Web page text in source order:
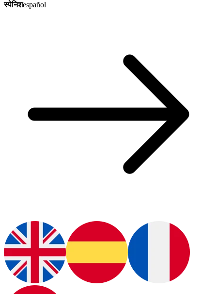
स्पेनिशespañol